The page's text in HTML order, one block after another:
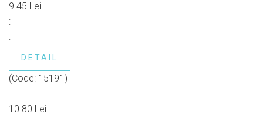
9.45 Lei
:
:
DETAIL
(Code: 15191 )
10.80 Lei